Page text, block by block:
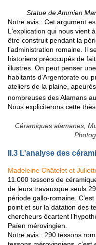
Statue de Ammien
Notre avis : Cet argument
L'explication qui nous vient
être construit pendant la
l’administration romaine. Il
historiens préoccupés de
illustres. On peut penser
habitants d’Argentorate ou
ateliers de la plaine,
nombreuses des Alamans
Nous expliciterons cette
Céramiques alamanes,
II.3 L’analyse des
Madeleine Châtelet et
11.000 tessons de
de leurs travauxque seuls
période gallo-romaine.
point et sur la datation des
chercheurs écartent
Païen mérovingien.
Notre avis : 290 tessons